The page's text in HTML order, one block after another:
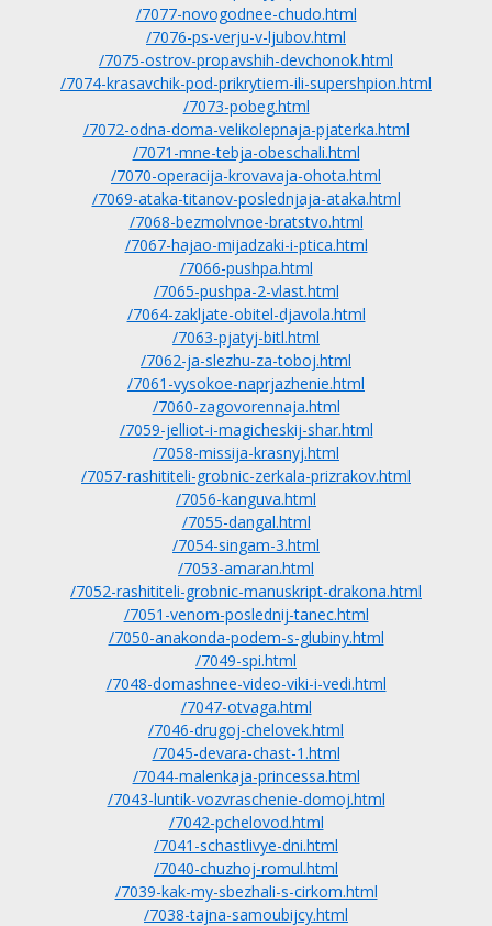
/7077-novogodnee-chudo.html
/7076-ps-verju-v-ljubov.html
/7075-ostrov-propavshih-devchonok.html
/7074-krasavchik-pod-prikrytiem-ili-supershpion.html
/7073-pobeg.html
/7072-odna-doma-velikolepnaja-pjaterka.html
/7071-mne-tebja-obeschali.html
/7070-operacija-krovavaja-ohota.html
/7069-ataka-titanov-poslednjaja-ataka.html
/7068-bezmolvnoe-bratstvo.html
/7067-hajao-mijadzaki-i-ptica.html
/7066-pushpa.html
/7065-pushpa-2-vlast.html
/7064-zakljate-obitel-djavola.html
/7063-pjatyj-bitl.html
/7062-ja-slezhu-za-toboj.html
/7061-vysokoe-naprjazhenie.html
/7060-zagovorennaja.html
/7059-jelliot-i-magicheskij-shar.html
/7058-missija-krasnyj.html
/7057-rashititeli-grobnic-zerkala-prizrakov.html
/7056-kanguva.html
/7055-dangal.html
/7054-singam-3.html
/7053-amaran.html
/7052-rashititeli-grobnic-manuskript-drakona.html
/7051-venom-poslednij-tanec.html
/7050-anakonda-podem-s-glubiny.html
/7049-spi.html
/7048-domashnee-video-viki-i-vedi.html
/7047-otvaga.html
/7046-drugoj-chelovek.html
/7045-devara-chast-1.html
/7044-malenkaja-princessa.html
/7043-luntik-vozvraschenie-domoj.html
/7042-pchelovod.html
/7041-schastlivye-dni.html
/7040-chuzhoj-romul.html
/7039-kak-my-sbezhali-s-cirkom.html
/7038-tajna-samoubijcy.html